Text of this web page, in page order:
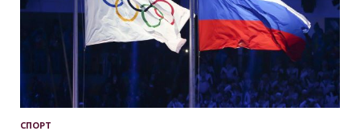
СПОРТ